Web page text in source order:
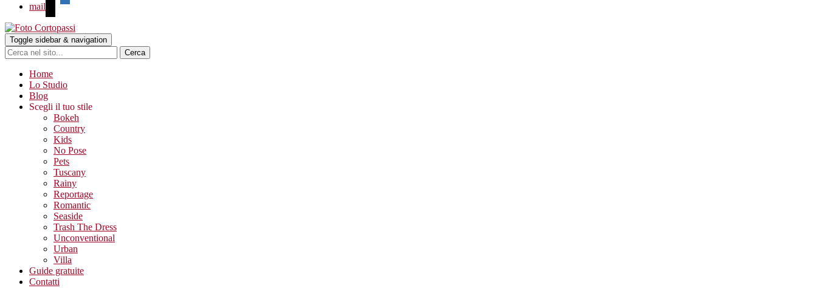
mail
Toggle sidebar & navigation
Home
Lo Studio
Blog
Scegli il tuo stile
Bokeh
Country
Kids
No Pose
Pets
Tuscany
Rainy
Reportage
Romantic
Seaside
Trash The Dress
Unconventional
Urban
Villa
Guide gratuite
Contatti